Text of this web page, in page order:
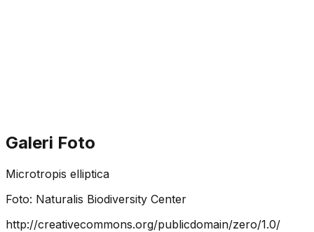
Galeri Foto
Microtropis elliptica
Foto: Naturalis Biodiversity Center
http://creativecommons.org/publicdomain/zero/1.0/